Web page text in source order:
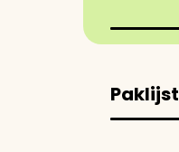
Paklijst